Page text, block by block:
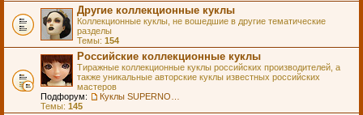
Другие коллекционные куклы
Коллекционные куклы, не вошедшие в другие тематические
разделы
Темы: 154
Российские коллекционные куклы
Тиражные коллекционные куклы российских производителей, а
также уникальные авторские куклы известных российских
мастеров
Подфорум:
Темы: 145